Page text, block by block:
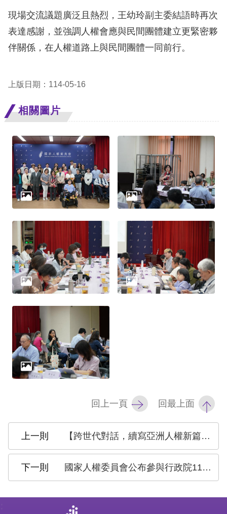
鍵
擇
言
兒少版
回
首
頁
站
導
覽
網
全
政
權
護
政
現場交流議題廣泛且熱烈，王幼玲副主委結語時再次
表達感謝，並強調人權會應與民間團體建立更緊密夥
伴關係，在人權道路上與民間團體一同前行。
上版日期：114-05-16
相關圖片
回上一頁 回最上面
【跨世代對話，續寫亞洲人權新篇章！#2025亞洲人權跨世代對話論壇 開放報名】
國家人權委員會公布參與行政院113年10月至11月間「落實國家人權行動計畫辦理情形表」第3次審查會議(共3場)之監督情形